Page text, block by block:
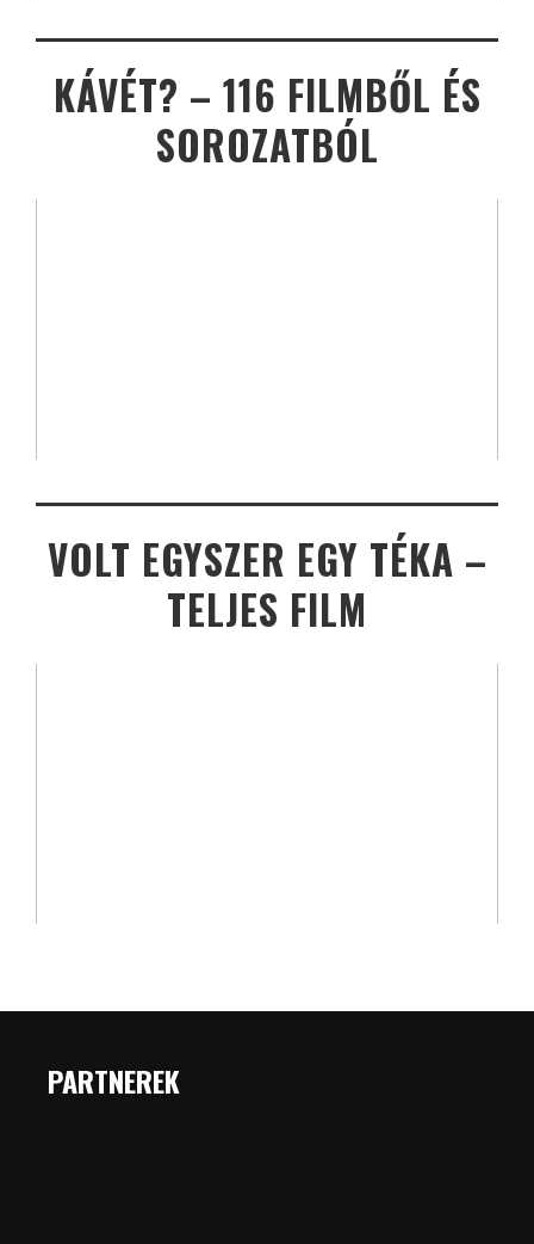
KÁVÉT? – 116 FILMBŐL ÉS
SOROZATBÓL
VOLT EGYSZER EGY TÉKA –
TELJES FILM
PARTNEREK